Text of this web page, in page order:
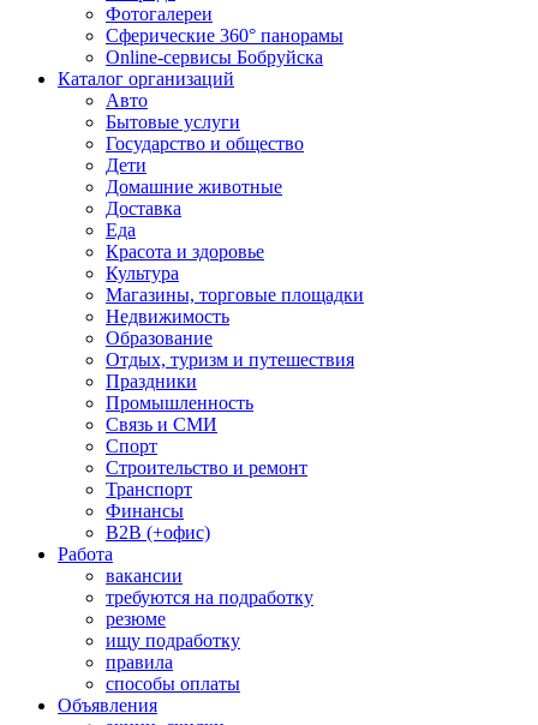
Фотогалереи
Сферические 360° панорамы
Online-сервисы Бобруйска
Каталог организаций
Авто
Бытовые услуги
Государство и общество
Дети
Домашние животные
Доставка
Еда
Красота и здоровье
Культура
Магазины, торговые площадки
Недвижимость
Образование
Отдых, туризм и путешествия
Праздники
Промышленность
Связь и СМИ
Спорт
Строительство и ремонт
Транспорт
Финансы
B2B (+офис)
Работа
вакансии
требуются на подработку
резюме
ищу подработку
правила
способы оплаты
Объявления